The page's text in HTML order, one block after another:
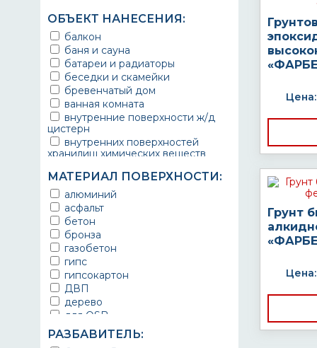
ОБЪЕКТ НАНЕСЕНИЯ:
балкон
баня и сауна
батареи и радиаторы
беседки и скамейки
бревенчатый дом
ванная комната
внутренние поверхности ж/д
цистерн
внутренних поверхностей
хранилищ химических веществ
ворота
выхлопные системы
автомобилей
газопроводы
гараж
гидротехнические сооружения
городской транспорт
грузовые вагоны
двери металлические
детали двигателей
детали машин
для автомобилей
МАТЕРИАЛ ПОВЕРХНОСТИ:
алюминий
асфальт
бетон
бронза
газобетон
гипс
гипсокартон
ДВП
дерево
для OSB
для бетона
для гипса
РАЗБАВИТЕЛЬ:
Цена:
Грунт
Цена: